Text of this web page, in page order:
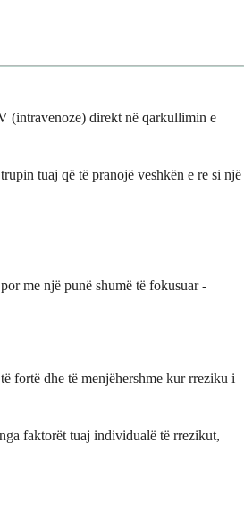
(intravenoze) direkt në qarkullimin e
tuaj që të pranojë veshkën e re si një
me një punë shumë të fokusuar -
fortë dhe të menjëhershme kur rreziku i
faktorët tuaj individualë të rrezikut,